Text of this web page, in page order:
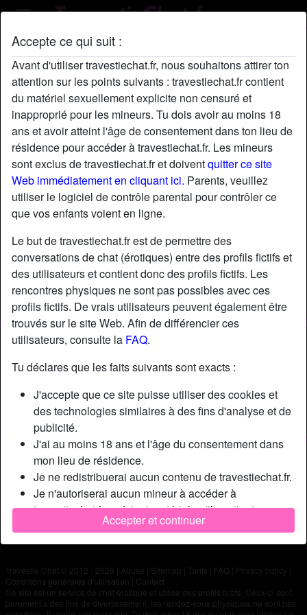
Accepte ce qui suit :
Avant d'utiliser travestiechat.fr, nous souhaitons attirer ton
attention sur les points suivants : travestiechat.fr contient
du matériel sexuellement explicite non censuré et
inapproprié pour les mineurs. Tu dois avoir au moins 18
ans et avoir atteint l'âge de consentement dans ton lieu de
résidence pour accéder à travestiechat.fr. Les mineurs
sont exclus de travestiechat.fr et doiventquitter ce site
Web immédiatement en cliquant ici. Parents, veuillez
utiliser le logiciel de contrôle parental pour contrôler ce
que vos enfants voient en ligne.
Le but de travestiechat.fr est de permettre des
conversations de chat (érotiques) entre des profils fictifs et
des utilisateurs et contient donc des profils fictifs. Les
rencontres physiques ne sont pas possibles avec ces
profils fictifs. De vrais utilisateurs peuvent également être
trouvés sur le site Web. Afin de différencier ces
utilisateurs, consulte la FAQ.
Tu déclares que les faits suivants sont exacts :
J'accepte que ce site puisse utiliser des cookies et
des technologies similaires à des fins d'analyse et de
publicité.
J'ai au moins 18 ans et l'âge du consentement dans
mon lieu de résidence.
Je ne redistribuerai aucun contenu de travestiechat.fr.
Je n'autoriserai aucun mineur à accéder à
travestiechat.fr ou à tout matériel qu'il contient.
Tout contenu que je consulte ou télécharge sur
travestiechat.fr est destiné à mon usage personnel et
Je n'ai pas été contacté par les fournisseurs de ce
matériel, et je choisis volontiers de le visualiser ou de
le télécharger.
Accepter et continuer
Profil de Teo00
starAjouter chatDiscuter !
Nickname:
Âge:
25
Département:
Rhône
Sexe:
Homme
Description
N'a pas encore saisi de description
Cherche
N'a spécifié aucune préférence
Travestie Chat © 2012 - 2026 Abuse Sitemap Tarifs FAQ Privacy policy
Conditions générales d'utilisation
Contact
Ce site est un service de chat érotique et utilise des profils fictifs. Ceux-ci sont
purement à des fins de divertissement, les rendez-vous physiques ne sont pas